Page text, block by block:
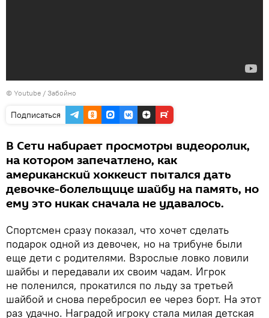
© Youtube / Забойно
Подписаться
В Сети набирает просмотры видеоролик,
на котором запечатлено, как
американский хоккеист пытался дать
девочке-болельщице шайбу на память, но
ему это никак сначала не удавалось.
Спортсмен сразу показал, что хочет сделать
подарок одной из девочек, но на трибуне были
еще дети с родителями. Взрослые ловко ловили
шайбы и передавали их своим чадам. Игрок
не поленился, прокатился по льду за третьей
шайбой и снова перебросил ее через борт. На этот
раз удачно. Наградой игроку стала милая детская